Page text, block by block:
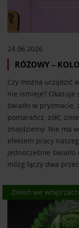
analizować ruch
korzystasz z
otrzymanymi od
korzystania z ich
24.06.2026
RÓŻOWY –
Czy można urządzić
nie istnieje? Okazuje
światło w pryzmacie,
pomarańcz, żółć,
znajdziemy. Nie ma
efektem pracy
jednocześnie
mózg łączy dwa
Kolor we wnętrzach
Zieleń we wnętrzach